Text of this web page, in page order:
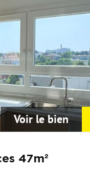
Voir le bien
47m²